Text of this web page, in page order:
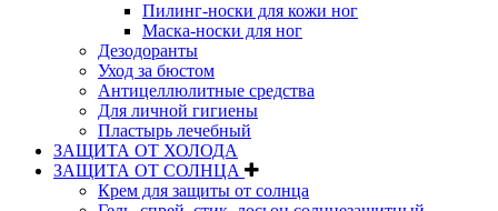
Пилинг-носки для кожи ног
Маска-носки для ног
Дезодоранты
Уход за бюстом
Антицеллюлитные средства
Для личной гигиены
Пластырь лечебный
ЗАЩИТА ОТ ХОЛОДА
ЗАЩИТА ОТ СОЛНЦА
Крем для защиты от солнца